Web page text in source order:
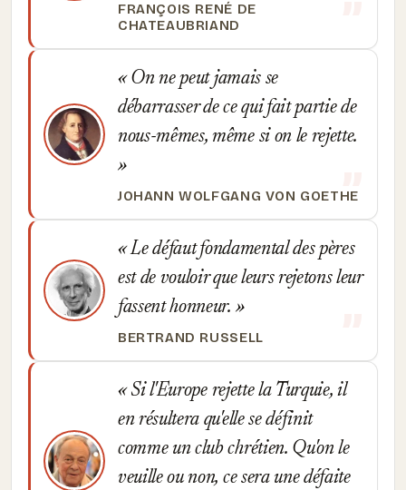
FRANÇOIS RENÉ DE
CHATEAUBRIAND
On ne peut jamais se
débarrasser de ce qui fait partie de
nous-mêmes, même si on le rejette.
JOHANN WOLFGANG VON GOETHE
Le défaut fondamental des pères
est de vouloir que leurs rejetons leur
fassent honneur.
BERTRAND RUSSELL
Si l'Europe rejette la Turquie, il
en résultera qu'elle se définit
comme un club chrétien. Qu'on le
veuille ou non, ce sera une défaite